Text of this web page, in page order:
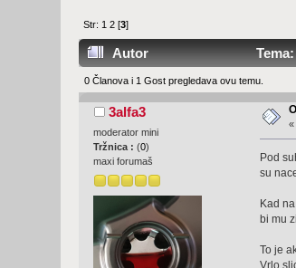
Str: 1 2 [3]
Autor
0 Članova i 1 Gost pregledava ovu temu.
3alfa3
moderator mini
Tržnica :(0)
maxi forumaš
Pod
su
Kad
bi mu
To je